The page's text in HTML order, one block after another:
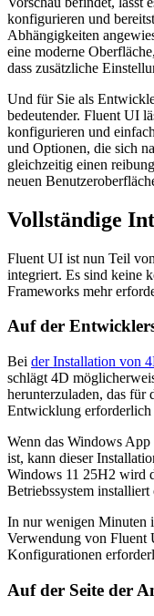
konfigurieren und
Abhängigkeiten
eine moderne
dass zusätzliche
Und für Sie als
bedeutender. Fluent UI
konfigurieren und
und Optionen, die sich
gleichzeitig einen
neuen
Vollständige
Fluent UI ist nun Teil
integriert. Es sind keine
Frameworks mehr
Auf der
Bei der Installation von
schlägt 4D
herunterzuladen, das
Entwicklung erforderlich
Wenn das Windows
ist, kann dieser
Windows 11 25H2 wird
Betriebssystem installiert
In nur wenigen Minuten
Verwendung von Fluent
Konfigurationen
Auf der Seite der